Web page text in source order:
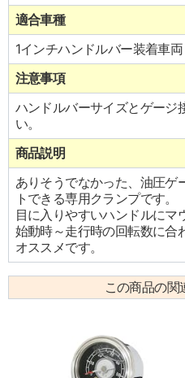
適合車種
1インチハンドルバー装着車両
注意事項
ハンドルバーサイズとゲージ
い。
商品説明
ありそうでなかった、油圧ゲ
トできる専用クランプです。
目に入りやすいハンドルにマ
始動時～走行時の回転数に合
オススメです。
この商品の関